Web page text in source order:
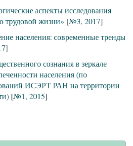
аспекты исследования
трудовой жизни» [№3, 2017]
населения: современные тренды
]
сознания в зеркале
населения (по
ИСЭРТ РАН на территории
[№1, 2015]